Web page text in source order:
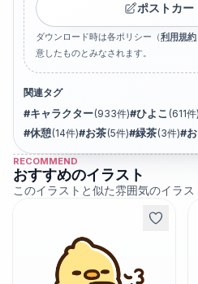
ポストカー
ダウンロード時は各ポリシー（利用規約
意したものとみなされます。
関連タグ
#キャラクター(933件)#ひよこ (611件)
#休憩(14件)#お茶(5件)#緑茶(3件)#
RECOMMEND
おすすめのイラスト
このイラストと似た雰囲気のイラス